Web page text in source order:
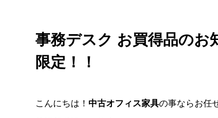
事務デスク お買得品のお
限定！！
こんにちは！ 中古オフィス家具の事ならお任